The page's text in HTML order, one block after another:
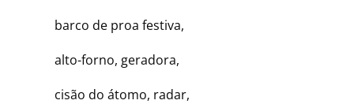
barco de proa festiva,
alto-forno, geradora,
cisão do átomo, radar,